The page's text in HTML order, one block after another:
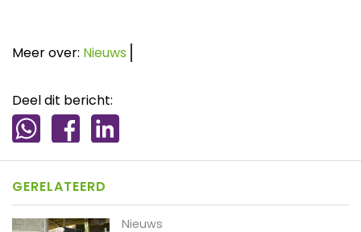
Meer over: Nieuws
Deel dit bericht:
GERELATEERD
Nieuws